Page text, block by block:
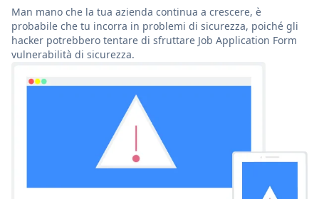
Man mano che la tua azienda continua a crescere, è
probabile che tu incorra in problemi di sicurezza, poiché gli
hacker potrebbero tentare di sfruttare Job Application Form
vulnerabilità di sicurezza.